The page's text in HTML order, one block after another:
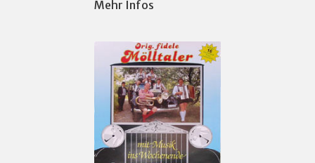
Mehr Infos